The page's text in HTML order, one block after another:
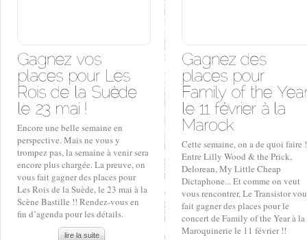
Encore une belle semaine en
perspective. Mais ne vous y
trompez pas, la semaine à venir sera
encore plus chargée. La preuve, on
vous fait gagner des places pour
Les Rois de la Suède, le 23 mai à la
Scène Bastille !! Rendez-vous en
fin d’agenda pour les détails.
lire la suite
Cette semaine, on a de quoi faire !
Entre Lilly Wood & the Prick,
Delorean, My Little Cheap
Dictaphone... Et comme on veut
vous rencontrer, Le Transistor
fait gagner des places pour le
concert de Family of the Year à la
Maroquinerie le 11 février !!